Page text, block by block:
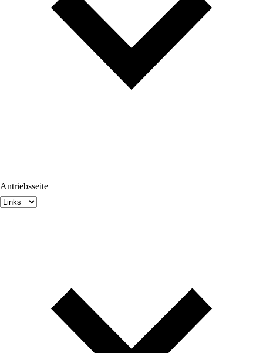
Antriebsseite